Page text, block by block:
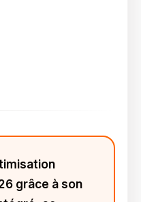
grâce à son